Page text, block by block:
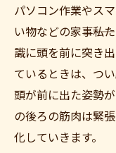
パソコン作業やス
い物などの家事――
識に頭を前に突き
ているときは、つ
頭が前に出た姿勢
の後ろの筋肉は緊
化していきます。